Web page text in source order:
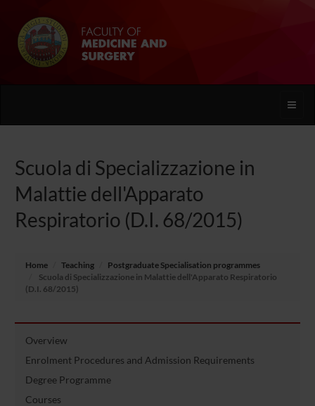
Toggle
Scuola di Specializzazione in
Malattie dell'Apparato
Respiratorio (D.I. 68/2015)
Home Teaching
Postgraduate Specialisation programmes
Scuola di Specializzazione in Malattie dell'Apparato Respiratorio
(D.I. 68/2015)
Overview
Enrolment Procedures and Admission Requirements
Degree Programme
Courses